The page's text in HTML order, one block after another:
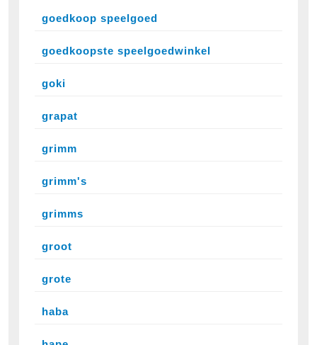
goedkoop speelgoed
goedkoopste speelgoedwinkel
goki
grapat
grimm
grimm's
grimms
groot
grote
haba